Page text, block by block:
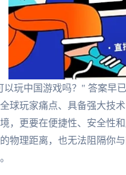
以玩中国游戏吗？" 答案早
球玩家痛点、具备强大技
，更要在便捷性、安全性
物理距离，也无法阻隔你